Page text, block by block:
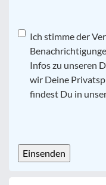
Datenschutz*
Ich stimme der
Infos zu unseren
wir Deine
findest Du in